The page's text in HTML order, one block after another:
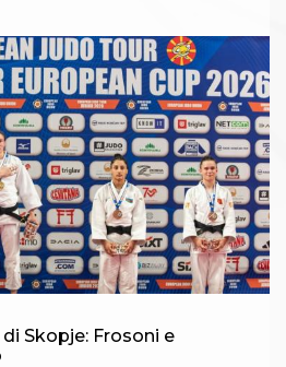
Skopje: Frosoni e